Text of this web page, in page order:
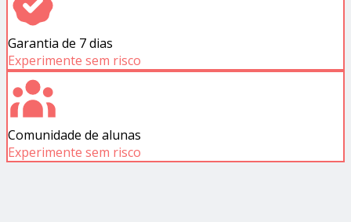
Garantia de 7 dias
Experimente sem risco
Comunidade de alunas
Experimente sem risco